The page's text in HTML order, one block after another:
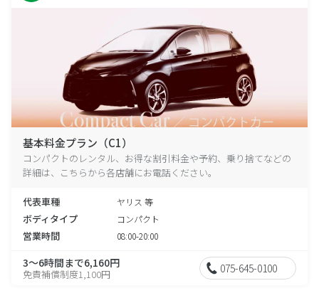
基本料金プラン（C1）
コンパクトのレンタル、お得な割引料金や予約、乗り捨てなどの
詳細は、こちらから各店舗にお電話ください。
代表車種 ヤリス 等
ボディタイプ コンパクト
営業時間 08:00-20:00
3～6時間まで6,160円
免責補償制度1,100円 075-645-0100